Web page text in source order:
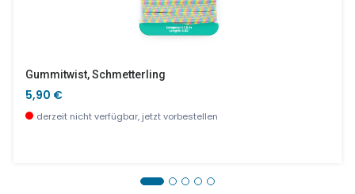
Oktopus MUM & BABY Blau, FILOU
Barbapapa Kleine Handtasche
Gummitwist, Schmetterling
5,90 €
derzeit nicht verfügbar, jetzt vorbestellen